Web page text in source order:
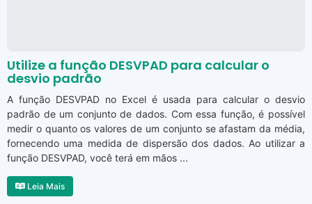
Utilize a função DESVPAD para calcular o
desvio padrão
A função DESVPAD no Excel é usada para calcular o desvio
padrão de um conjunto de dados. Com essa função, é possível
medir o quanto os valores de um conjunto se afastam da média,
fornecendo uma medida de dispersão dos dados. Ao utilizar a
função DESVPAD, você terá em mãos ...
Leia Mais